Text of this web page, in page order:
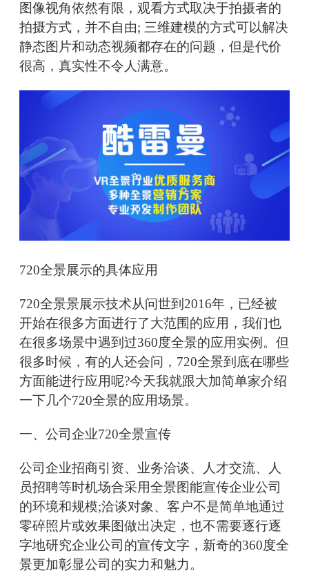
图像视角依然有限，观看方式取决于拍摄者的
拍摄方式，并不自由; 三维建模的方式可以解决
静态图片和动态视频都存在的问题，但是代价
很高，真实性不令人满意。
720全景展示的具体应用
720全景景展示技术从问世到2016年，已经被
开始在很多方面进行了大范围的应用，我们也
在很多场景中遇到过360度全景的应用实例。但
很多时候，有的人还会问，720全景到底在哪些
方面能进行应用呢?今天我就跟大加简单家介绍
一下几个720全景的应用场景。
一、公司企业720全景宣传
公司企业招商引资、业务洽谈、人才交流、人
员招聘等时机场合采用全景图能宣传企业公司
的环境和规模;洽谈对象、客户不是简单地通过
零碎照片或效果图做出决定，也不需要逐行逐
字地研究企业公司的宣传文字，新奇的360度全
景更加彰显公司的实力和魅力。